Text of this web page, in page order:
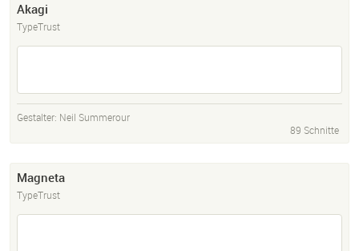
Akagi
TypeTrust
Gestalter: Neil Summerour
89 Schnitte
Magneta
TypeTrust